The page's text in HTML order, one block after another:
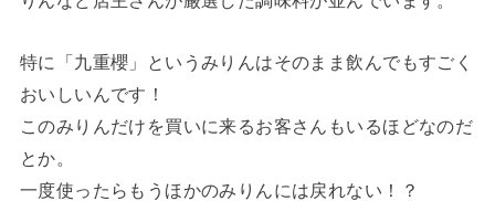
特に「九重櫻」というみりんはそのまま飲んでもすごく
おいしいんです！
このみりんだけを買いに来るお客さんもいるほどなのだ
とか。
一度使ったらもうほかのみりんには戻れない！？